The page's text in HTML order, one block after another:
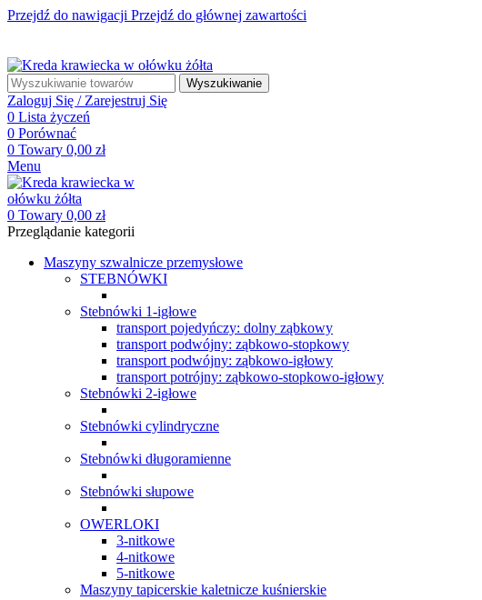
Przejdź do nawigacji Przejdź do głównej zawartości
Wyszukiwanie
Zaloguj Się / Zarejestruj Się
0 Lista życzeń
0 Porównać
0 Towary 0,00 zł
Menu
0 Towary 0,00 zł
Przeglądanie kategorii
Maszyny szwalnicze przemysłowe
STEBNÓWKI
Stebnówki 1-igłowe
transport pojedyńczy: dolny ząbkowy
transport podwójny: ząbkowo-stopkowy
transport podwójny: ząbkowo-igłowy
transport potrójny: ząbkowo-stopkowo-igłowy
Stebnówki 2-igłowe
Stebnówki cylindryczne
Stebnówki długoramienne
Stebnówki słupowe
OWERLOKI
3-nitkowe
4-nitkowe
5-nitkowe
Maszyny tapicerskie kaletnicze kuśnierskie